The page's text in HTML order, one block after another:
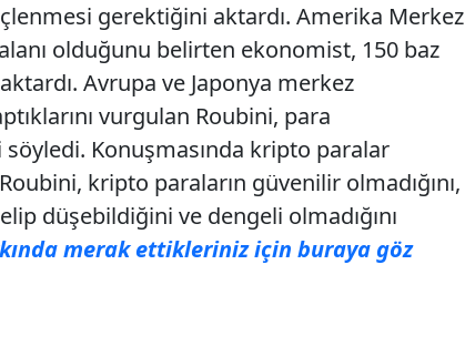
gerektiğini aktardı. Amerika Merkez
olduğunu belirten ekonomist, 150 baz
Avrupa ve Japonya merkez
vurgulan Roubini, para
söyledi. Konuşmasında kripto paralar
kripto paraların güvenilir olmadığını,
düşebildiğini ve dengeli olmadığını
merak ettikleriniz için buraya göz